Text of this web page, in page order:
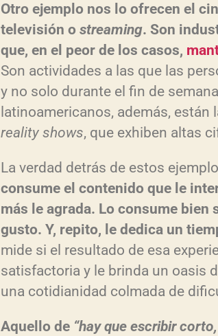
Otro ejemplo nos lo ofrecen el
televisión o streaming. Son
que, en el peor de los casos,
Son actividades a las que las
y no solo durante el fin de
latinoamericanos, además, están
reality shows, que exhiben altas
La verdad detrás de estos
consume el contenido que le
más le agrada. Lo consume bien
gusto. Y, repito, le dedica un
mide si el resultado de esa
satisfactoria y le brinda un oasis
una cotidianidad colmada de
Aquello de “hay que escribir